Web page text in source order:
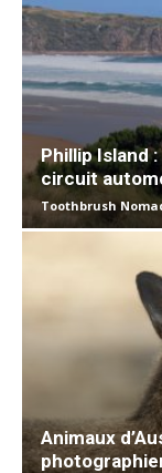
Phillip Island
circuit
Toothbrush
Animaux